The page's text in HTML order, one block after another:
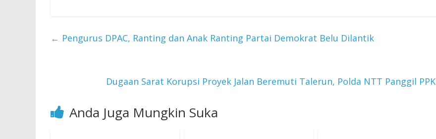
← Pengurus DPAC, Ranting dan Anak Ranting Partai Demokrat Belu Dilantik
Dugaan Sarat Korupsi Proyek Jalan Beremuti Talerun, Polda NTT Panggil PPK
Anda Juga Mungkin Suka